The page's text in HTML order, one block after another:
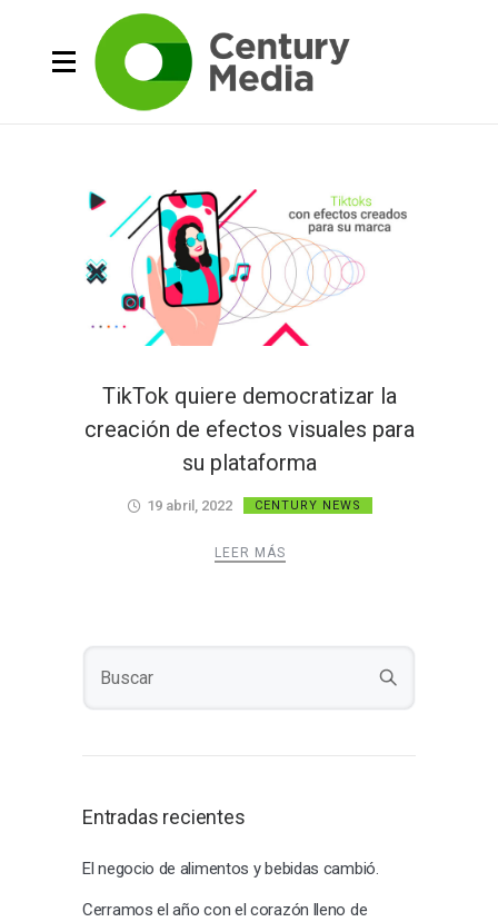
TikTok quiere democratizar la
creación de efectos visuales para
su plataforma
19 abril, 2022 CENTURY NEWS
LEER MÁS
Entradas recientes
El negocio de alimentos y bebidas cambió.
Cerramos el año con el corazón lleno de